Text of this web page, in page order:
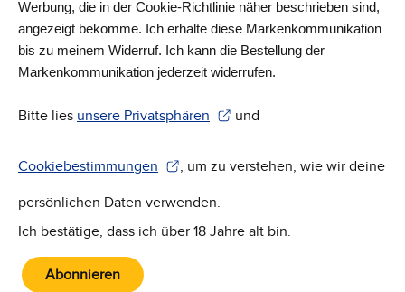
Werbung, die in der Cookie-Richtlinie näher beschrieben sind,
angezeigt bekomme. Ich erhalte diese Markenkommunikation
bis zu meinem Widerruf. Ich kann die Bestellung der
Markenkommunikation jederzeit widerrufen.
Bitte lies unsere Privatsphären
(Wird in einem neuen Fenster geöffnet)
und
Cookiebestimmungen
(Wird in einem neuen Fenster geöffnet)
, um zu verstehen, wie wir deine
persönlichen Daten verwenden.
Ich bestätige, dass ich über 18 Jahre alt bin.
Abonnieren